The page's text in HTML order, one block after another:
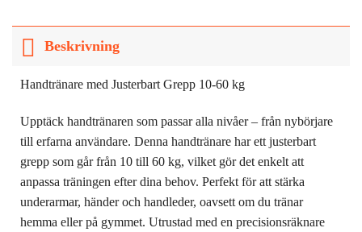
Beskrivning
Handtränare med Justerbart Grepp 10-60 kg
Upptäck handtränaren som passar alla nivåer – från nybörjare
till erfarna användare. Denna handtränare har ett justerbart
grepp som går från 10 till 60 kg, vilket gör det enkelt att
anpassa träningen efter dina behov. Perfekt för att stärka
underarmar, händer och handleder, oavsett om du tränar
hemma eller på gymmet. Utrustad med en precisionsräknare